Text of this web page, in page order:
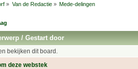
» Van de Redactie» Mede-delingen
/Gestart door
bekijken dit board.
deze webstek